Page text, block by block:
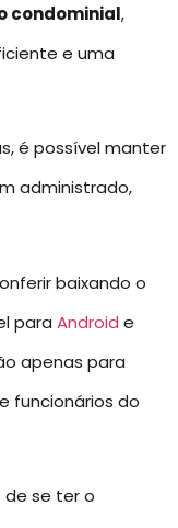
condominial,
e uma
é possível manter
administrado,
baixando o
para Android e
apenas para
funcionários do
de se ter o